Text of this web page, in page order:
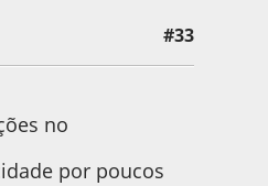
#33
no
por poucos